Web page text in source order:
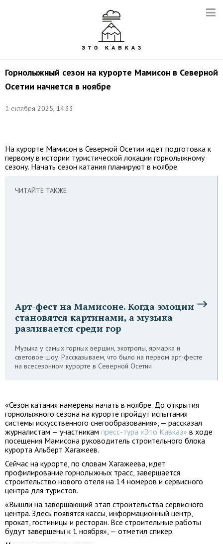
Горнолыжный сезон на курорте Мамисон в Северной
Осетии начнется в ноябре
1 октября 2025, 14:33
Кантемир
На курорте Мамисон в Северной Осетии идет подготовка к
первому в истории туристической локации горнолыжному
сезону. Начать сезон катания планируют в ноябре.
ЧИТАЙТЕ ТАКЖЕ
Арт-фест на Мамисоне. Когда эмоции
становятся картинами, а музыка
разливается среди гор
Музыка у самых горных вершин, экотропы, ярмарка и
световое шоу. Рассказываем, что было на первом арт-фесте
на всесезонном курорте в Северной Осетии
«Сезон катания намерены начать в ноябре. До открытия
горнолыжного сезона на курорте пройдут испытания
системы искусственного снегообразования», — рассказал
журналистам — участникам пресс-тура «Это Кавказ» в ходе
посещения Мамисона руководитель строительного блока
курорта Альберт Хагажеев.
Сейчас на курорте, по словам Хагажеева, идет
профилирование горнолыжных трасс, завершается
строительство нового отеля на 14 номеров и сервисного
центра для туристов.
«Вышли на завершающий этап строительства сервисного
центра. Здесь появятся кассы, информационный центр,
прокат, гостиницы и ресторан. Все строительные работы
будут завершены к 1 ноября», — отметил спикер.